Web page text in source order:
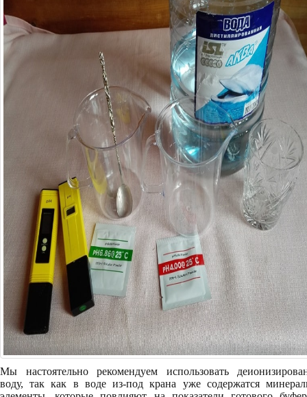
Мы настоятельно рекомендуем использовать
воду, так как в воде из-под крана уже содержатся